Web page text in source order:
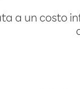
a un costo